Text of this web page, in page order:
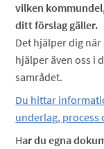
vilken
ditt förslag gäller.
Det hjälper dig
hjälper även oss i
samrådet.
Du hittar
underlag, process
Har du egna